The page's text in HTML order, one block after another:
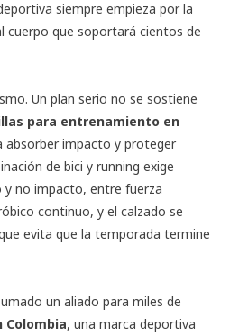
siempre empieza por la
cuerpo que soportará cientos de
Un plan serio no se sostiene
para entrenamiento en
absorber impacto y proteger
de bici y running exige
no impacto, entre fuerza
continuo, y el calzado se
evita que la temporada termine
un aliado para miles de
Colombia, una marca deportiva